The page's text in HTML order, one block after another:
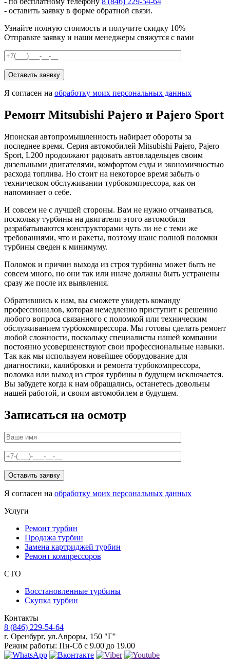
- оставить заявку в форме обратной связи.
Узнайте полную стоимость и получите скидку 10%
Отправьте заявку и наши менеджеры свяжутся с вами
Я согласен на обработку моих персональных данных
Ремонт Mitsubishi Pajero и Pajero Sport
Японская автопромышленность набирает обороты за
последнее время. Серия автомобилей Mitsubishi Pajero, Pajero
Sport, L200 продолжают радовать автовладельцев своим
дизельными двигателями, комфортом езды и экономичностью
расхода топлива. Но стоит на некоторое время забыть о
техническом обслуживании турбокомпрессора, как он
напоминает о себе.
И совсем не с лучшей стороны. Вам не нужно отчаиваться,
поскольку турбины на двигатели этого автомобиля
разрабатываются конструкторами чуть ли не с теми же
требованиями, что и ракеты, поэтому шанс полной поломки
турбины сведен к минимуму.
Поломок и причин выхода из строя турбины может быть не
совсем много, но они так или иначе должны быть устранены
сразу же после их выявления.
Обратившись к нам, вы сможете увидеть команду
профессионалов, которая немедленно приступит к решению
любого вопроса связанного с поломкой или техническим
обслуживанием турбокомпрессора. Мы готовы сделать ремонт
любой сложности, поскольку специалисты нашей компании
постоянно усовершенствуют свои профессиональные навыки.
Так как мы используем новейшее оборудование для
диагностики, калибровки и ремонта турбокомпрессора,
поломка или выход из строя турбины в будущем исключается.
Вы забудете когда к нам обращались, останетесь довольны
нашей работой, и своим автомобилем в будущем.
Записаться на осмотр
Я согласен на обработку моих персональных данных
Услуги
Ремонт турбин
Продажа турбин
Замена картриджей турбин
Ремонт компрессоров
СТО
Восстановленные турбины
Скупка турбин
Контакты
8 (846) 229-54-64
г. Оренбург, ул.Авроры, 150 "Г"
Режим работы: Пн-Сб с 9.00 до 19.00